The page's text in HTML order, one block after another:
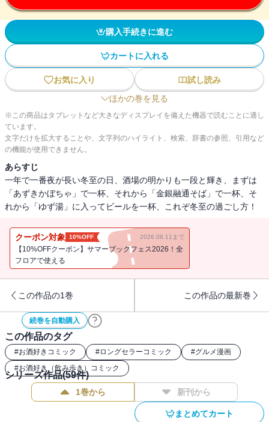
購入手続きに進む
カートに入れる
お気に入り
試し読み
ほかの巻を見る
※この商品はタブレットなど大きなディスプレイを備えた機器で読むことに適し
ています。
文字だけを拡大することや、文字列のハイライト、検索、辞書の参照、引用など
の機能が使用できません。
あらすじ
一年で一番夜が長い冬至の日、酒場の明かりも一段と輝き、まずは
「あずきかぼちゃ」で一杯、それから「金銀融通そば」で一杯、そ
れから「ゆず湯」に入ってビールを一杯、これぞ冬至の過ごし方！
クーポン対象 10%OFF 2026.08.11まで
【10%OFFクーポン】サマーブックフェス2026！全
フロアで使える
この作品の1巻 この作品の最新巻
続巻を自動購入
この作品のタグ
#お酒好きコミック #ロングセラーコミック #グルメ漫画
#お酒好き（飲み歩き）コミック
シリーズ作品(59件)
1巻から 新刊から
まとめてカート